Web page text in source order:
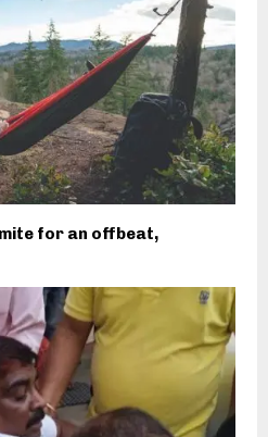
for an offbeat,